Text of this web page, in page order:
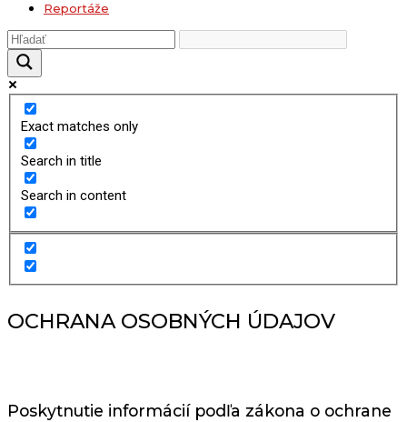
Reportáže
Exact matches only
Search in title
Search in content
OCHRANA OSOBNÝCH ÚDAJOV
Poskytnutie informácií podľa zákona o ochrane